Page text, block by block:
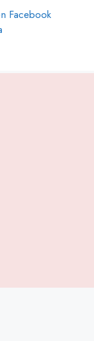
Facebook